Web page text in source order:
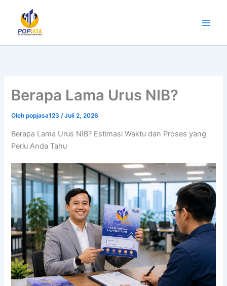
konten
Berapa Lama Urus NIB?
Olehpopjasa123/Juli 2, 2026
Berapa Lama Urus NIB? Estimasi Waktu dan Proses yang
Perlu Anda Tahu